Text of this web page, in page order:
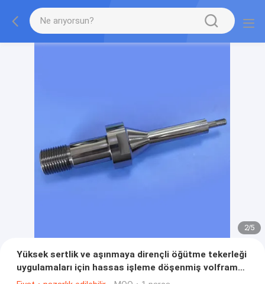
2/5
Yüksek sertlik ve aşınmaya dirençli öğütme tekerleği
uygulamaları için hassas işleme döşenmiş volfram
karbür şaftı